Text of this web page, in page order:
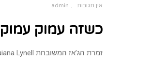
אין תגובות admin
כשזה עמוק עמוק
זמרת הג’אז המשובחת Quiana Lynell מגיעה למספר הופעות בישראל, במהלך חודש נובמבר. בביצועי ניו-אורלינס שמתלבשים בול על החורף הזה!